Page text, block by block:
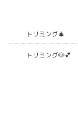
トリミング🎄
トリミング🐶💕